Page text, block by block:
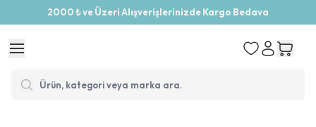
2000 ₺ ve Üzeri Alışverişlerinizde Kargo Bedava